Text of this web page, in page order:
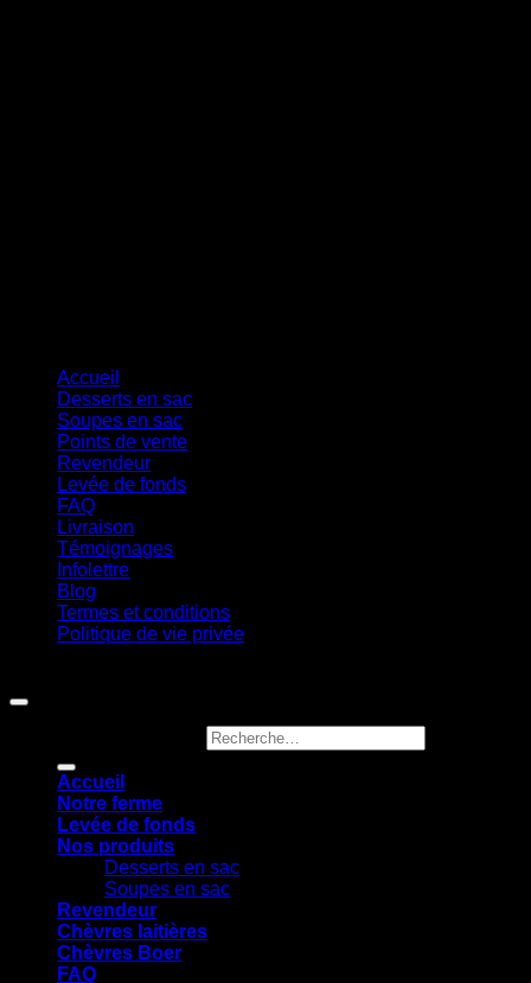
Accueil
Desserts en sac
Soupes en sac
Points de vente
Revendeur
Levée de fonds
FAQ
Livraison
Témoignages
Infolettre
Blog
Termes et conditions
Politique de vie privée
Accueil
Notre ferme
Levée de fonds
Nos produits
Desserts en sac
Soupes en sac
Revendeur
Chèvres laitières
Chèvres Boer
FAQ